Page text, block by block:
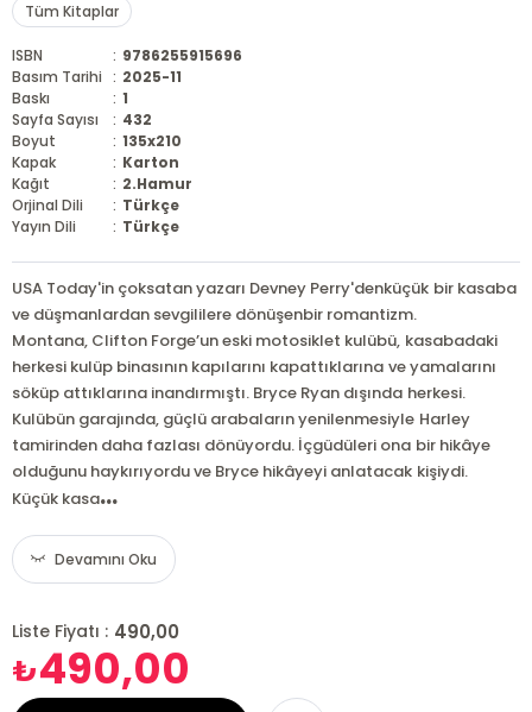
Tüm Kitaplar
ISBN : 9786255915696
Basım Tarihi : 2025-11
Baskı
: 1
Sayfa Sayısı
: 432
Boyut
: 135x210
Kapak
: Karton
Kağıt
: 2.Hamur
Orjinal Dili
: Türkçe
Yayın Dili
: Türkçe
USA Today'in çoksatan yazarı Devney Perry'denküçük bir kasaba
ve düşmanlardan sevgililere dönüşenbir romantizm.
Montana, Clifton Forge’un eski motosiklet kulübü, kasabadaki
herkesi kulüp binasının kapılarını kapattıklarına ve yamalarını
söküp attıklarına inandırmıştı. Bryce Ryan dışında herkesi.
Kulübün garajında, güçlü arabaların yenilenmesiyle Harley
tamirinden daha fazlası dönüyordu. İçgüdüleri ona bir hikâye
olduğunu haykırıyordu ve Bryce hikâyeyi anlatacak kişiydi.
Küçük kasa...
Devamını Oku
Liste Fiyatı : 490,00
₺490,00